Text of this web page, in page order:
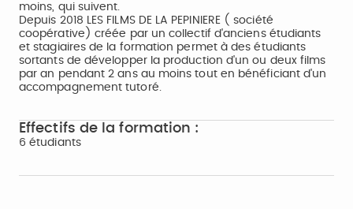
moins, qui suivent.
Depuis 2018 LES FILMS DE LA PEPINIERE ( société
coopérative) créée par un collectif d'anciens étudiants
et stagiaires de la formation permet à des étudiants
sortants de développer la production d'un ou deux films
par an pendant 2 ans au moins tout en bénéficiant d'un
accompagnement tutoré.
Effectifs de la formation :
6 étudiants